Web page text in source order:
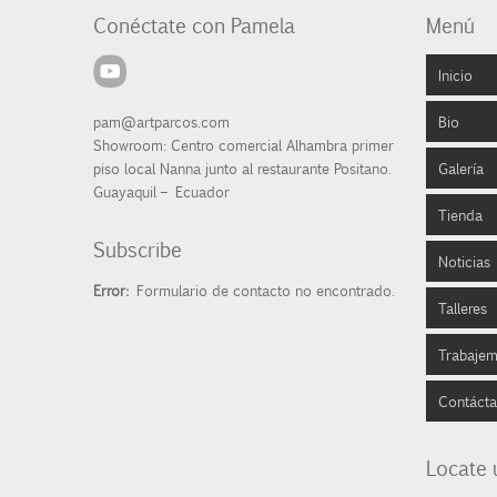
Conéctate con Pamela
pam@artparcos.com
Showroom: Centro comercial Alhambra primer
piso local Nanna junto al restaurante Positano.
Guayaquil – Ecuador
Subscribe
Error: Formulario de contacto no encontrado.
Menú
Inicio
Bio
Galería
Tienda
Noticias
Prensa
Talleres
Locate